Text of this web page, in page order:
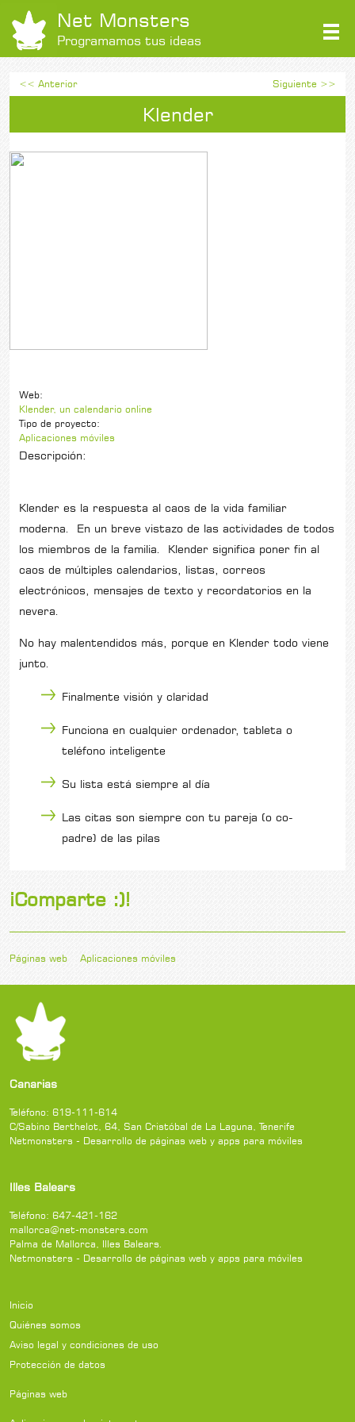
Net Monsters
Programamos tus ideas
<< Anterior Siguiente >>
Klender
Web:
Klender, un calendario online
Tipo de proyecto:
Aplicaciones móviles
Descripción:
Klender es la respuesta al caos de la vida familiar
moderna. En un breve vistazo de las actividades de todos
los miembros de la familia. Klender significa poner fin al
caos de múltiples calendarios, listas, correos
electrónicos, mensajes de texto y recordatorios en la
nevera.
No hay malentendidos más, porque en Klender todo viene
junto.
Finalmente visión y claridad
Funciona en cualquier ordenador, tableta o
teléfono inteligente
Su lista está siempre al día
Las citas son siempre con tu pareja (o co-
padre) de las pilas
¡Comparte :)!
Páginas web Aplicaciones móviles
Canarias
Teléfono: 619-111-614
C/Sabino Berthelot, 64 San Cristóbal de La Laguna ,Tenerife
Netmonsters - Desarrollo de páginas web y apps para móviles
Illes Balears
Teléfono: 647-421-162
mallorca@net-monsters.com
Palma de Mallorca
Illes Balears
Netmonsters - Desarrollo de páginas web y apps para móviles
Inicio
Quiénes somos
Aviso legal y condiciones de uso
Protección de datos
Páginas web